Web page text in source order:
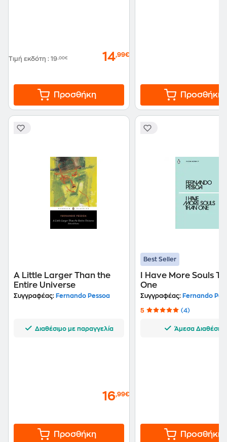
Τιμή εκδότη : 19,00€ 14,99€
Προσθήκη Προσθήκη
A Little Larger Than the
Entire Universe
Συγγραφέας: Fernando Pessoa
Διαθέσιμο με παραγγελία
16,99€
Προσθήκη
Best Seller
I Have More Souls
One
Συγγραφέας: Fernando
5 (4)
Άμεσα Διαθέσιμο
Προσθήκη